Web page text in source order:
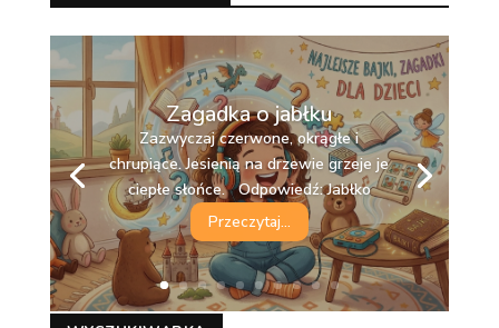
Zagadka o jabłku
Zazwyczaj czerwone, okrągłe i
chrupiące. Jesienią na drzewie grzeje je
ciepłe słońce. Odpowiedź: Jabłko
Przeczytaj...